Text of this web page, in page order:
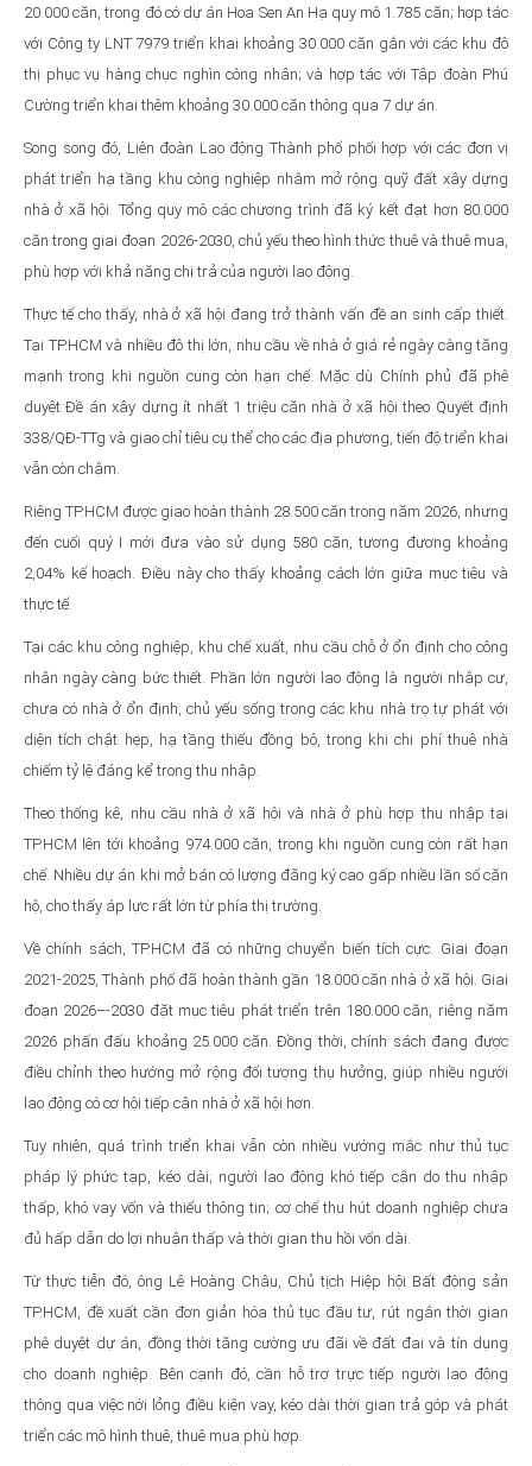
20.000 căn, trong đó có dự án Hoa Sen An Hạ quy mô 1.785 căn; hợp tác
với Công ty LNT 7979 triển khai khoảng 30.000 căn gắn với các khu đô
thị phục vụ hàng chục nghìn công nhân; và hợp tác với Tập đoàn Phú
Cường triển khai thêm khoảng 30.000 căn thông qua 7 dự án.
Song song đó, Liên đoàn Lao động Thành phố phối hợp với các đơn vị
phát triển hạ tầng khu công nghiệp nhằm mở rộng quỹ đất xây dựng
nhà ở xã hội. Tổng quy mô các chương trình đã ký kết đạt hơn 80.000
căn trong giai đoạn 2026-2030, chủ yếu theo hình thức thuê và thuê mua,
phù hợp với khả năng chi trả của người lao động.
Thực tế cho thấy, nhà ở xã hội đang trở thành vấn đề an sinh cấp thiết.
Tại TP.HCM và nhiều đô thị lớn, nhu cầu về nhà ở giá rẻ ngày càng tăng
mạnh trong khi nguồn cung còn hạn chế. Mặc dù Chính phủ đã phê
duyệt Đề án xây dựng ít nhất 1 triệu căn nhà ở xã hội theo Quyết định
338/QĐ-TTg và giao chỉ tiêu cụ thể cho các địa phương, tiến độ triển khai
vẫn còn chậm.
Riêng TP.HCM được giao hoàn thành 28.500 căn trong năm 2026, nhưng
đến cuối quý I mới đưa vào sử dụng 580 căn, tương đương khoảng
2,04% kế hoạch. Điều này cho thấy khoảng cách lớn giữa mục tiêu và
thực tế.
Tại các khu công nghiệp, khu chế xuất, nhu cầu chỗ ở ổn định cho công
nhân ngày càng bức thiết. Phần lớn người lao động là người nhập cư,
chưa có nhà ở ổn định, chủ yếu sống trong các khu nhà trọ tự phát với
diện tích chật hẹp, hạ tầng thiếu đồng bộ, trong khi chi phí thuê nhà
chiếm tỷ lệ đáng kể trong thu nhập.
Theo thống kê, nhu cầu nhà ở xã hội và nhà ở phù hợp thu nhập tại
TP.HCM lên tới khoảng 974.000 căn, trong khi nguồn cung còn rất hạn
chế. Nhiều dự án khi mở bán có lượng đăng ký cao gấp nhiều lần số căn
hộ, cho thấy áp lực rất lớn từ phía thị trường.
Về chính sách, TP.HCM đã có những chuyển biến tích cực. Giai đoạn
2021-2025, Thành phố đã hoàn thành gần 18.000 căn nhà ở xã hội. Giai
đoạn 2026–-2030 đặt mục tiêu phát triển trên 180.000 căn, riêng năm
2026 phấn đấu khoảng 25.000 căn. Đồng thời, chính sách đang được
điều chỉnh theo hướng mở rộng đối tượng thụ hưởng, giúp nhiều người
lao động có cơ hội tiếp cận nhà ở xã hội hơn.
Tuy nhiên, quá trình triển khai vẫn còn nhiều vướng mắc như thủ tục
pháp lý phức tạp, kéo dài; người lao động khó tiếp cận do thu nhập
thấp, khó vay vốn và thiếu thông tin; cơ chế thu hút doanh nghiệp chưa
đủ hấp dẫn do lợi nhuận thấp và thời gian thu hồi vốn dài.
Từ thực tiễn đó, ông Lê Hoàng Châu, Chủ tịch Hiệp hội Bất động sản
TP.HCM, đề xuất cần đơn giản hóa thủ tục đầu tư, rút ngắn thời gian
phê duyệt dự án, đồng thời tăng cường ưu đãi về đất đai và tín dụng
cho doanh nghiệp. Bên cạnh đó, cần hỗ trợ trực tiếp người lao động
thông qua việc nới lỏng điều kiện vay, kéo dài thời gian trả góp và phát
triển các mô hình thuê, thuê mua phù hợp.